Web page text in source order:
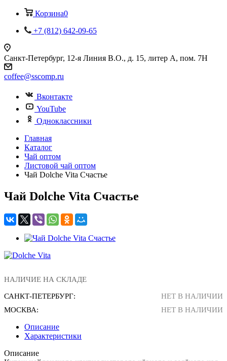
Корзина0
+7 (812) 642-09-65
Санкт-Петербург, 12-я Линия В.О., д. 15, литер А, пом. 7Н
coffee@sscomp.ru
Вконтакте
YouTube
Одноклассники
Главная
Каталог
Чай оптом
Листовой чай оптом
Чай Dolche Vita Счастье
Чай Dolche Vita Счастье
НАЛИЧИЕ НА СКЛАДЕ
САНКТ-ПЕТЕРБУРГ:
НЕТ В НАЛИЧИИ
МОСКВА:
НЕТ В НАЛИЧИИ
Описание
Характеристики
Описание